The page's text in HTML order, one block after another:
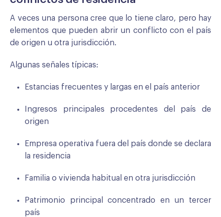
A veces una persona cree que lo tiene claro, pero hay
elementos que pueden abrir un conflicto con el país
de origen u otra jurisdicción.
Algunas señales típicas:
Estancias frecuentes y largas en el país anterior
Ingresos principales procedentes del país de
origen
Empresa operativa fuera del país donde se declara
la residencia
Familia o vivienda habitual en otra jurisdicción
Patrimonio principal concentrado en un tercer
país